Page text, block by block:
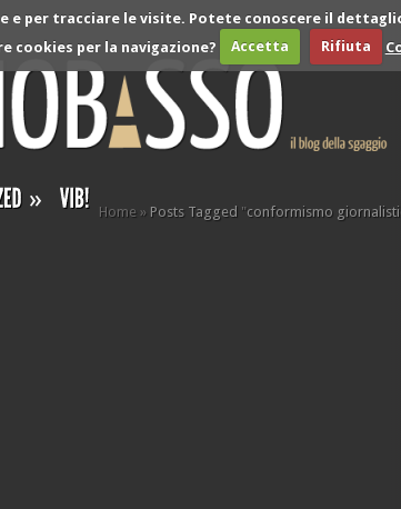
e per tracciare le visite. Potete conoscere il
cookies per la navigazione?
Accetta Rifiuta
» Home » Posts Tagged "conformismo